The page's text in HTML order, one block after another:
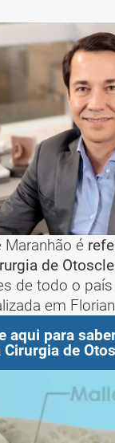
Maranhão é
de
de todo o
em
aqui para
Cirurgia de